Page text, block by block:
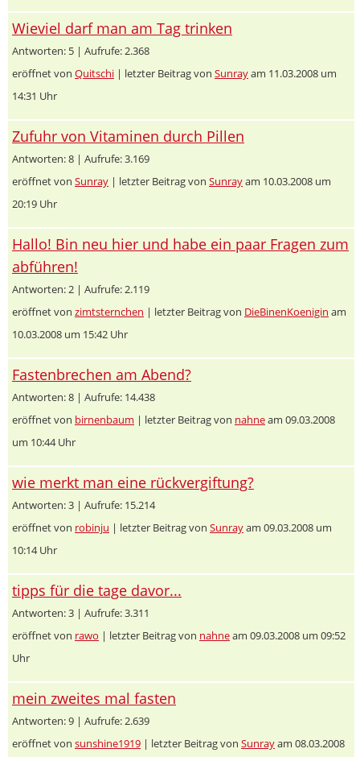
Wieviel darf man am Tag trinken
Antworten: 5 | Aufrufe: 2.368
eröffnet von Quitschi | letzter Beitrag von Sunrayam 11.03.2008 um
14:31 Uhr
Zufuhr von Vitaminen durch Pillen
Antworten: 8 | Aufrufe: 3.169
eröffnet von Sunray | letzter Beitrag von Sunrayam 10.03.2008 um
20:19 Uhr
Hallo! Bin neu hier und habe ein paar Fragen zum
abführen!
Antworten: 2 | Aufrufe: 2.119
eröffnet von zimtsternchen | letzter Beitrag von DieBinenKoenigin am
10.03.2008 um 15:42 Uhr
Fastenbrechen am Abend?
Antworten: 8 | Aufrufe: 14.438
eröffnet von birnenbaum | letzter Beitrag von nahneam 09.03.2008
um 10:44 Uhr
wie merkt man eine rückvergiftung?
Antworten: 3 | Aufrufe: 15.214
eröffnet von robinju | letzter Beitrag von Sunrayam 09.03.2008 um
10:14 Uhr
tipps für die tage davor...
Antworten: 3 | Aufrufe: 3.311
eröffnet von rawo | letzter Beitrag von nahneam 09.03.2008 um 09:52
Uhr
mein zweites mal fasten
Antworten: 9 | Aufrufe: 2.639
eröffnet von sunshine1919 | letzter Beitrag von Sunrayam 08.03.2008